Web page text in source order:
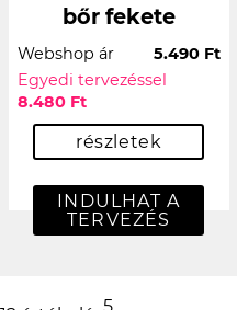
bőr fekete
Webshop ár
5.490 Ft
Egyedi tervezéssel
8.480 Ft
részletek
INDULHAT A
TERVEZÉS
5